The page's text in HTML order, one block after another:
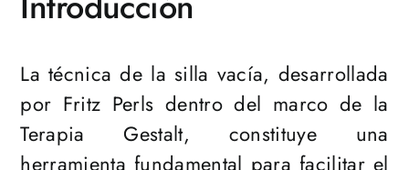
La técnica de la silla vacía, desarrollada
por Fritz Perls dentro del marco de la
Terapia Gestalt, constituye una
herramienta fundamental para facilitar el